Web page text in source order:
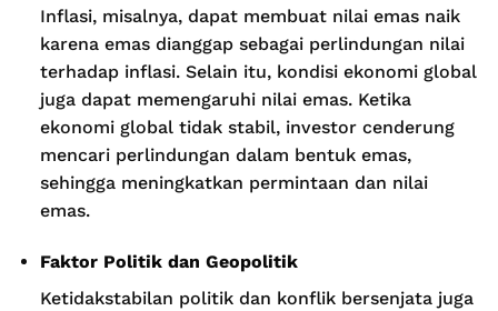
Inflasi, misalnya, dapat membuat nilai emas naik
karena emas dianggap sebagai perlindungan nilai
terhadap inflasi. Selain itu, kondisi ekonomi global
juga dapat memengaruhi nilai emas. Ketika
ekonomi global tidak stabil, investor cenderung
mencari perlindungan dalam bentuk emas,
sehingga meningkatkan permintaan dan nilai
emas.
Faktor Politik dan Geopolitik
Ketidakstabilan politik dan konflik bersenjata juga